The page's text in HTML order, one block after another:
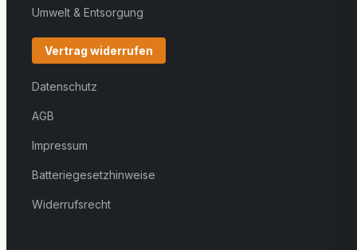
Umwelt & Entsorgung
Vertrag widerrufen
Datenschutz
AGB
Impressum
Batteriegesetzhinweise
Widerrufsrecht